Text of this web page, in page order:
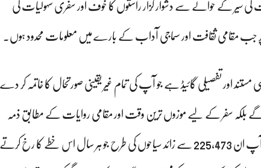
کی سیر کے حوالے سے دشوار گزار راستوں کا خوف اور سفری سہولیات کی
پر جب مقامی ثقافت اور سماجی آداب کے بارے میں معلومات محدود ہوں۔
اور تفصیلی گائیڈ ہے جو آپ کی تمام غیر یقینی صورتحال کا خاتمہ کر دے
بلکہ سفر کے لیے موزوں ترین وقت اور مقامی روایات کے مطابق ذمہ
دارانہ سیاحت کے گر بھی سکھائیں گے۔ اس گائیڈ کی مدد سے آپ ان 225,473 سے زائد سیاحوں کی طرح جو ہر سال اس خطے کا رخ کرتے